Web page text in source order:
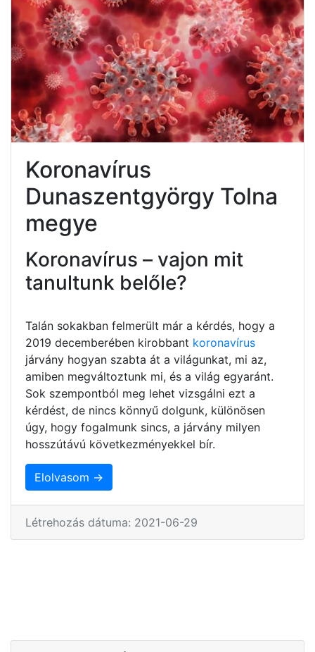
Koronavírus
Dunaszentgyörgy Tolna
megye
Koronavírus – vajon mit
tanultunk belőle?
Talán sokakban felmerült már a kérdés, hogy a
2019 decemberében kirobbant koronavírus
járvány hogyan szabta át a világunkat, mi az,
amiben megváltoztunk mi, és a világ egyaránt.
Sok szempontból meg lehet vizsgálni ezt a
kérdést, de nincs könnyű dolgunk, különösen
úgy, hogy fogalmunk sincs, a járvány milyen
hosszútávú következményekkel bír.
Elolvasom →
Létrehozás dátuma: 2021-06-29